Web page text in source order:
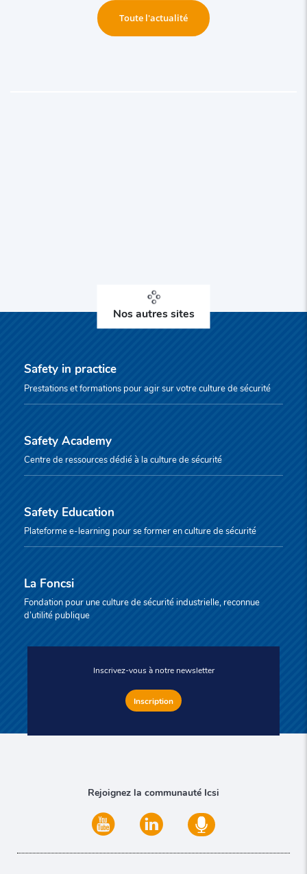
Toute l'actualité
Nos autres sites
Safety in practice
Prestations et formations pour agir sur votre culture de sécurité
Safety Academy
Centre de ressources dédié à la culture de sécurité
Safety Education
Plateforme e-learning pour se former en culture de sécurité
La Foncsi
Fondation pour une culture de sécurité industrielle, reconnue
d’utilité publique
Inscrivez-vous à notre newsletter
Inscription
Rejoignez la communauté Icsi